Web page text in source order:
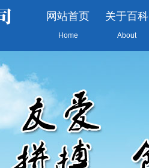
网站首页
Home
关于百科
About